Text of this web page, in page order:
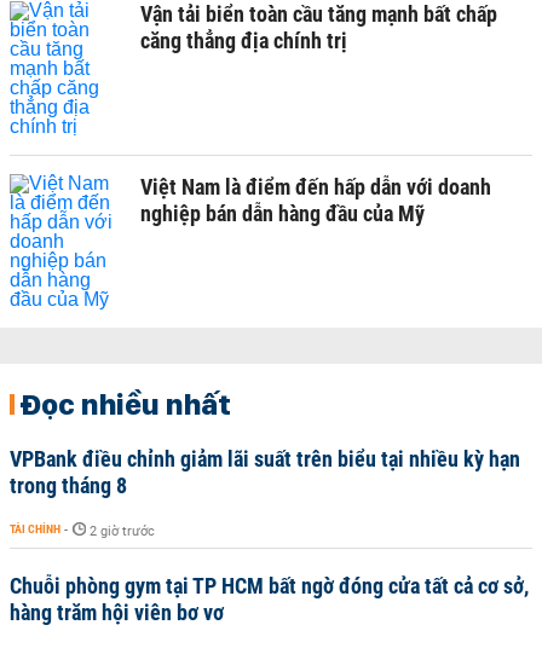
Vận tải biển toàn cầu tăng mạnh bất chấp
căng thẳng địa chính trị
Việt Nam là điểm đến hấp dẫn với doanh
nghiệp bán dẫn hàng đầu của Mỹ
Đọc nhiều nhất
VPBank điều chỉnh giảm lãi suất trên biểu tại nhiều kỳ hạn
trong tháng 8
TÀI CHÍNH - 2 giờ trước
Chuỗi phòng gym tại TP HCM bất ngờ đóng cửa tất cả cơ sở,
hàng trăm hội viên bơ vơ